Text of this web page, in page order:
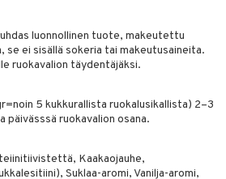
luonnollinen tuote, makeutettu
se ei sisällä sokeria tai makeutusaineita.
ruokavalion täydentäjäksi.
5 kukkurallista ruokalusikallista) 2–3
ruokavalion osana.
Kaakaojauhe,
Suklaa-aromi, Vanilja-aromi,